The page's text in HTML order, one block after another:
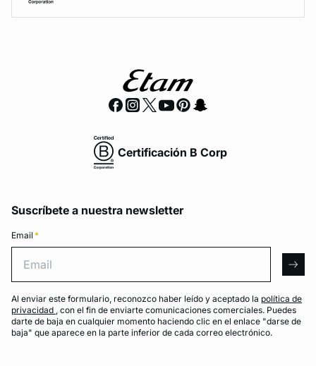
Certificación B Corp
Suscríbete a nuestra newsletter
Email *
Al enviar este formulario, reconozco haber leído y aceptado la política de
privacidad , con el fin de enviarte comunicaciones comerciales. Puedes
darte de baja en cualquier momento haciendo clic en el enlace "darse de
baja" que aparece en la parte inferior de cada correo electrónico.